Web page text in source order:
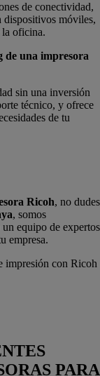
de conectividad,
móviles,
oficina.
de una impresora
sin una inversión
técnico, y ofrece
de tu
Ricoh, no dudes
, somos
equipo de expertos
empresa.
impresión con Ricoh
PARA